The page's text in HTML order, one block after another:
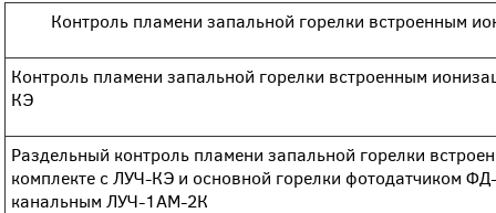
Контроль пламени запальной горелки встроенным
Контроль пламени запальной горелки встроенным
КЭ
Раздельный контроль пламени запальной горелки
комплекте с ЛУЧ-КЭ и основной горелки фотодатчиком
канальным ЛУЧ-1АМ-2К